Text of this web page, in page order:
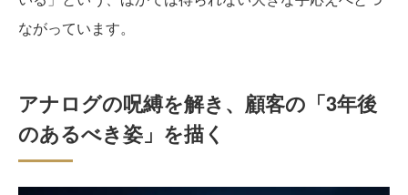
ながっています。
アナログの呪縛を解き、顧客の「3年後
のあるべき姿」を描く